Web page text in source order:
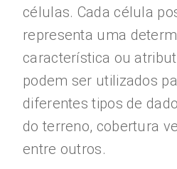
células. Cada célula
representa uma
característica ou
podem ser utilizados
diferentes tipos de
do terreno, cobertura
entre outros.